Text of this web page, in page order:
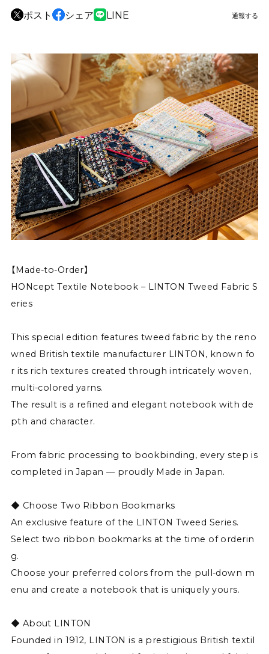
ポスト シェア LINE 通報する
【Made-to-Order】
HONcept Textile Notebook – LINTON Tweed Fabric S
eries
This special edition features tweed fabric by the reno
wned British textile manufacturer LINTON, known fo
r its rich textures created through intricately woven,
multi-colored yarns.
The result is a refined and elegant notebook with de
pth and character.
From fabric processing to bookbinding, every step is
completed in Japan — proudly Made in Japan.
◆ Choose Two Ribbon Bookmarks
An exclusive feature of the LINTON Tweed Series.
Select two ribbon bookmarks at the time of orderin
g.
Choose your preferred colors from the pull-down m
enu and create a notebook that is uniquely yours.
◆ About LINTON
Founded in 1912, LINTON is a prestigious British textil